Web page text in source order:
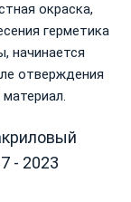
окраска,
герметика
начинается
отверждения
- 2023